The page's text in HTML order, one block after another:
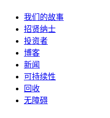
我们的故事
招贤纳士
投资者
博客
新闻
可持续性
回收
无障碍